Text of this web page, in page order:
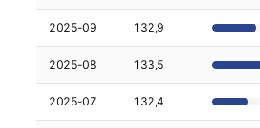
2025-09 132,9
2025-08 133,5
2025-07 132,4